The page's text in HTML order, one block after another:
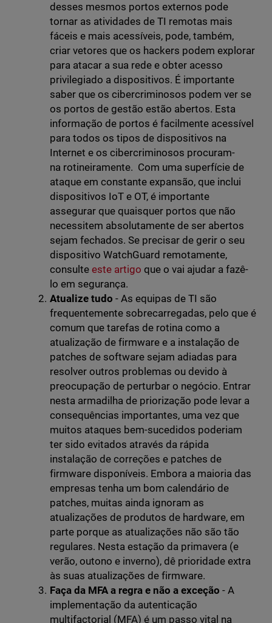
desses mesmos portos externos pode
tornar as atividades de TI remotas mais
fáceis e mais acessíveis, pode, também,
criar vetores que os hackers podem explorar
para atacar a sua rede e obter acesso
privilegiado a dispositivos. É importante
saber que os cibercriminosos podem ver se
os portos de gestão estão abertos. Esta
informação de portos é facilmente acessível
para todos os tipos de dispositivos na
Internet e os cibercriminosos procuram-
na rotineiramente. Com uma superfície de
ataque em constante expansão, que inclui
dispositivos IoT e OT, é importante
assegurar que quaisquer portos que não
necessitem absolutamente de ser abertos
sejam fechados. Se precisar de gerir o seu
dispositivo WatchGuard remotamente,
consulte este artigo que o vai ajudar a fazê-
lo em segurança.
Atualize tudo - As equipas de TI são
frequentemente sobrecarregadas, pelo que é
comum que tarefas de rotina como a
atualização de firmware e a instalação de
patches de software sejam adiadas para
resolver outros problemas ou devido à
preocupação de perturbar o negócio. Entrar
nesta armadilha de priorização pode levar a
consequências importantes, uma vez que
muitos ataques bem-sucedidos poderiam
ter sido evitados através da rápida
instalação de correções e patches de
firmware disponíveis. Embora a maioria das
empresas tenha um bom calendário de
patches, muitas ainda ignoram as
atualizações de produtos de hardware, em
parte porque as atualizações não são tão
regulares. Nesta estação da primavera (e
verão, outono e inverno), dê prioridade extra
às suas atualizações de firmware.
Faça da MFA a regra e não a exceção - A
implementação da autenticação
multifactorial (MFA) é um passo vital na